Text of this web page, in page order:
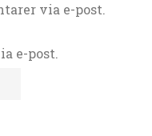
via e-post.
e-post.